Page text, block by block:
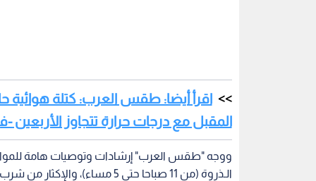
اقرأ أيضا: طقس العرب: كتلة هوائية
المقبل مع درجات حرارة تتجاوز الأربعين -
ووجه "طقس العرب" إرشادات وتوصيات هامة
الـذروة (من 11 صباحا حتى 5